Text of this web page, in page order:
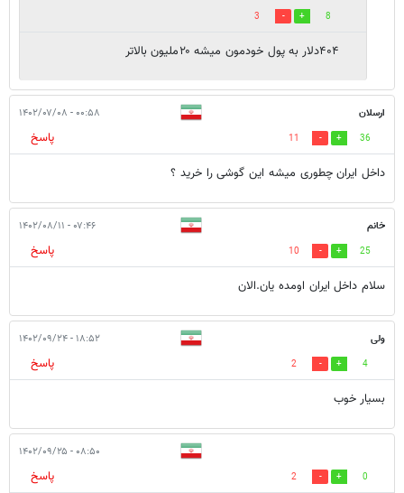
8
3
۴۰۴دلار به پول خودمون میشه ۲۰ملیون بالاتر
ارسلان ۰۰:۵۸ - ۱۴۰۲/۰۷/۰۸
36
11
پاسخ
داخل ایران چطوری میشه این گوشی را خرید ؟
خانم ۰۷:۴۶ - ۱۴۰۲/۰۸/۱۱
25
10
پاسخ
سلام داخل ایران اومده یان.الان
ولی ۱۸:۵۲ - ۱۴۰۲/۰۹/۲۴
4
2
پاسخ
بسیار خوب
۰۸:۵۰ - ۱۴۰۲/۰۹/۲۵
0
2
پاسخ